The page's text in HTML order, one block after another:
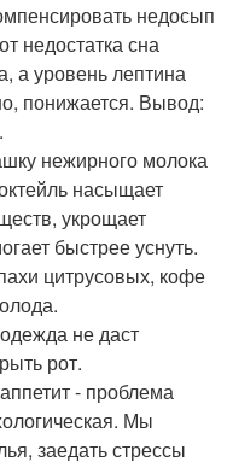
недосып
недостатка сна
а уровень лептина
понижается. Вывод:
нежирного молока
насыщает
укрощает
быстрее уснуть.
цитрусовых, кофе
не даст
рот.
- проблема
Мы
заедать стрессы